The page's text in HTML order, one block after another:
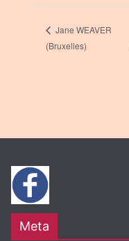
Jane WEAVER
(Bruxelles)
Meta